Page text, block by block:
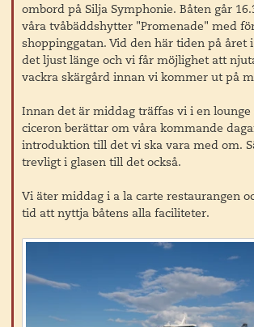
ombord på Silja Symphonie. Båten går
våra tvåbäddshytter "Promenade" med
shoppinggatan. Vid den här tiden på året
det ljust länge och vi får möjlighet att
vackra skärgård innan vi kommer ut på
Innan det är middag träffas vi i en lounge
ciceron berättar om våra kommande
introduktion till det vi ska vara med om.
trevligt i glasen till det också.
Vi äter middag i a la carte restaurangen
tid att nyttja båtens alla faciliteter.